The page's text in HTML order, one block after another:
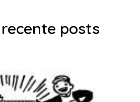
posts